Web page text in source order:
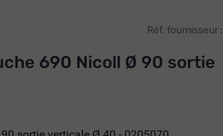
Réf. fournisseur :
690 Nicoll Ø 90 sortie